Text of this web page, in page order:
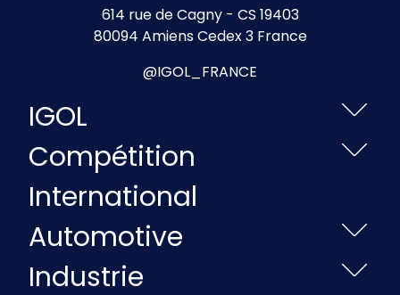
614 rue de Cagny - CS 19403
80094 Amiens Cedex 3 France
@IGOL_FRANCE
IGOL
Compétition
International
Automotive
Industrie